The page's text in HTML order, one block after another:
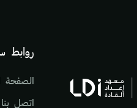
روابط
الصفحة
اتصل بنا